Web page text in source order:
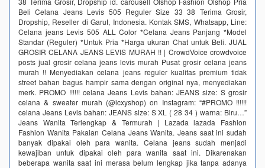
Beli Celana Jeans Levis 505 Reguler Size 33 38 Terima Grosir,
Dropship, Reseller di Garut, Indonesia. Kontak SMS, Whatsapp, Line:
Celana jeans Levis 505 ALL Color *Celana Jeans Panjang *Model
Standar (Reguler) *Untuk Pria *Harga ukuran Chat untuk Beli. JUAL
GROSIR CELANA JEANS LEVIS MURAH !! | CrowdVoice crowdvoice
posts jual grosir celana jeans levis murah Pusat grosir celana jeans
murah !! Menyediakan celana jeans reguler kualitas premium tidak
street bahan bagus hampir sama dengan original nya, menyediakan
merk. PROMO !!!!!! celana Jeans Levis bahan: JEANS size: S grosir
celana & sweater murah (@icxyshop) on Instagram: “#PROMO !!!!!!
celana Jeans Levis bahan: JEANS size: S XL ( 28 34 ) warna: Biru…”
Jeans Wanita Terlengkap & Termurah | Lazada lazada Fashion
Fashion Wanita Pakaian Celana Jeans Wanita. Jeans saat ini sudah
banyak dipakai oleh para wanita. Celana jeans sudah menjadi
kewajiban untuk dipakai oleh para wanita saat ini. Dikarenakan
beberapa wanita saat ini merasa belum lengkap jika tanpa adanya